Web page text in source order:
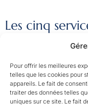
Pour offrir les meilleures
telles que les cookies pour
appareils. Le fait de
traiter des données telles
uniques sur ce site. Le fait
Les cinq